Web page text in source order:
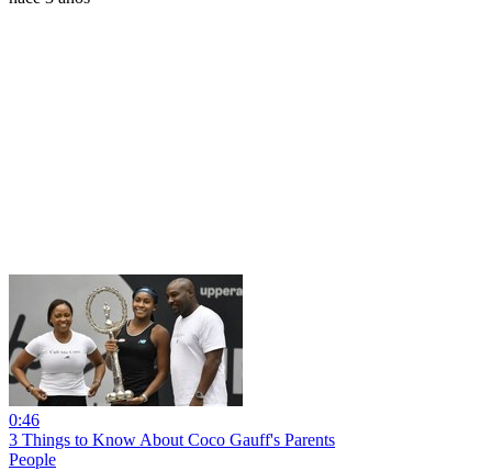
0:46
3 Things to Know About Coco Gauff's Parents
People